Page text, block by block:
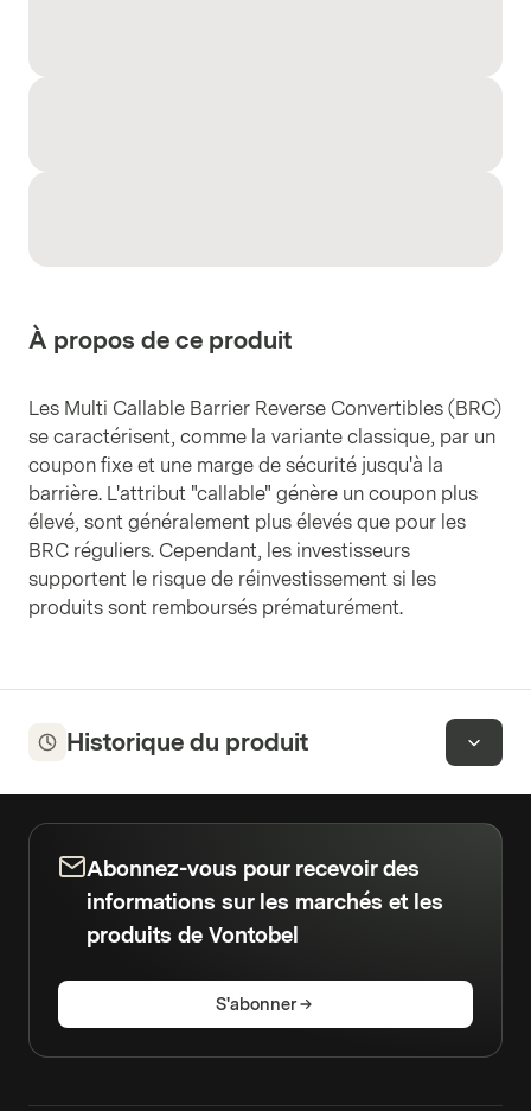
À propos de ce produit
Les Multi Callable Barrier Reverse Convertibles (BRC)
se caractérisent, comme la variante classique, par un
coupon fixe et une marge de sécurité jusqu'à la
barrière. L'attribut "callable" génère un coupon plus
élevé, sont généralement plus élevés que pour les
BRC réguliers. Cependant, les investisseurs
supportent le risque de réinvestissement si les
produits sont remboursés prématurément.
Historique du produit
Abonnez-vous pour recevoir des
informations sur les marchés et les
produits de Vontobel
S'abonner